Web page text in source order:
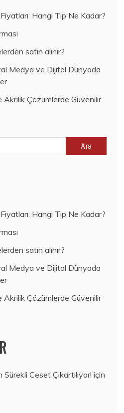
Hangi Tip Ne Kadar?
satın alınır?
Medya ve Dijital Dünyada
Akrilik Çözümlerde Güvenilir
Hangi Tip Ne Kadar?
satın alınır?
Medya ve Dijital Dünyada
Akrilik Çözümlerde Güvenilir
Ceset Çıkartılıyor! için